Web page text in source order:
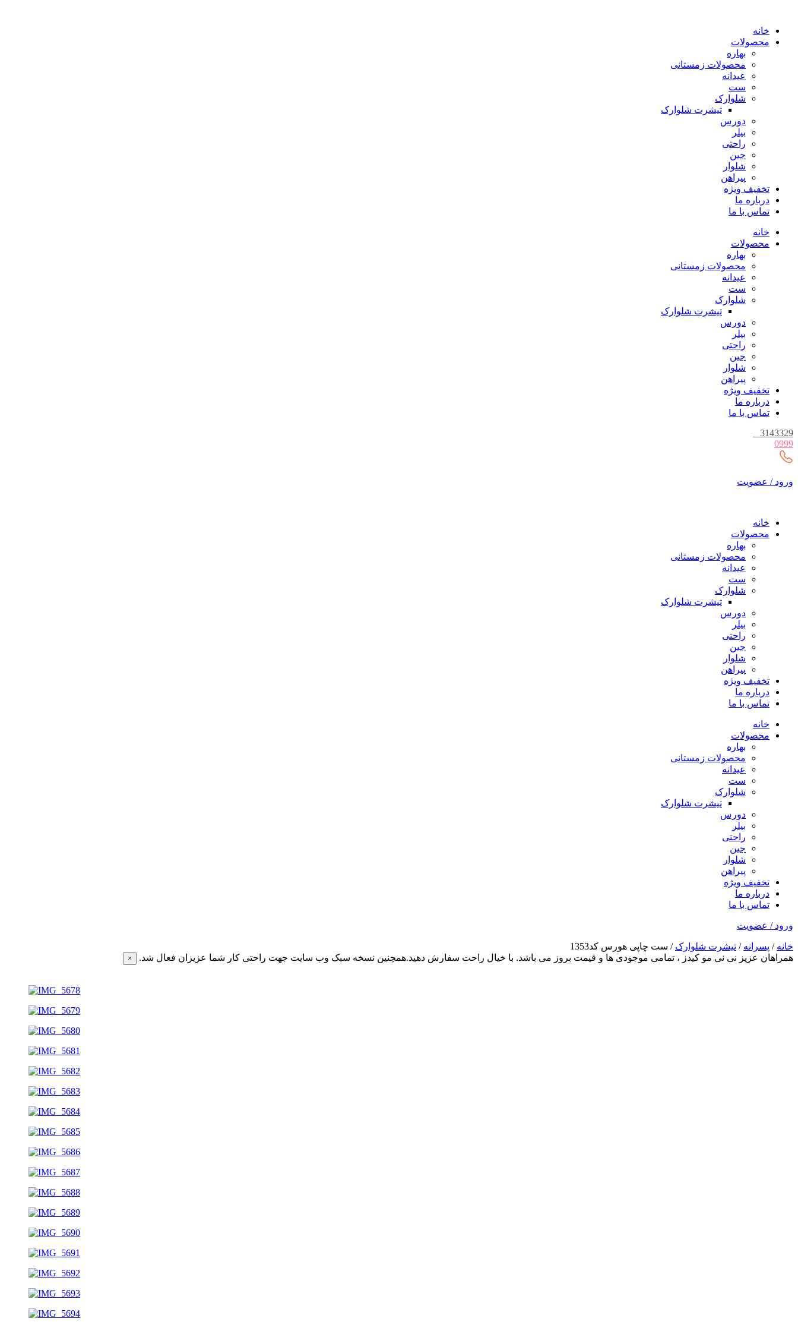
محتوا
خانه
محصولات
بهاره
محصولات زمستانی
عیدانه
ست
شلوارک
تیشرت شلوارک
دورس
بیلر
راحتی
جین
شلوار
پیراهن
تخفیف ویژه
درباره ما
تماس با ما
خانه
محصولات
بهاره
محصولات زمستانی
عیدانه
ست
شلوارک
تیشرت شلوارک
دورس
بیلر
راحتی
جین
شلوار
پیراهن
تخفیف ویژه
درباره ما
تماس با ما
3143329
0999
ورود / عضویت
خانه
محصولات
بهاره
محصولات زمستانی
عیدانه
ست
شلوارک
تیشرت شلوارک
دورس
بیلر
راحتی
جین
شلوار
پیراهن
تخفیف ویژه
درباره ما
تماس با ما
خانه
محصولات
بهاره
محصولات زمستانی
عیدانه
ست
شلوارک
تیشرت شلوارک
دورس
بیلر
راحتی
جین
شلوار
پیراهن
تخفیف ویژه
درباره ما
تماس با ما
ورود / عضویت
خانه / پسرانه / تیشرت شلوارک / ست چاپی هورس کد1353
همراهان عزیز نی نی مو کیدز ، تمامی موجودی ها و قیمت بروز می باشد. با خیال راحت سفارش دهید.همچنین نسخه سبک وب سایت جهت راحتی کار شما عزیزان فعال شد. ×